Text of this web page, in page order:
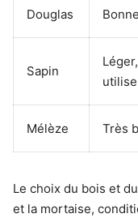
Douglas
Sapin
Mélèze Très
Le choix du bois et
et la mortaise,